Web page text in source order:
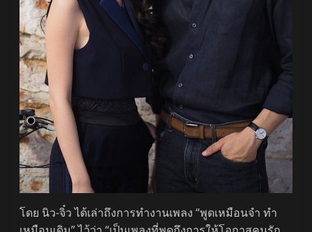
โดย นิว-จิ๋ว ได้เล่าถึงการทำงานเพลง “พูดเหมือนจำ ทำ